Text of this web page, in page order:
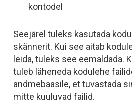
kontodel
Seejärel tuleks kasutada
skännerit. Kui see aitab
leida, tuleks see eemaldada.
tuleb läheneda kodulehe
andmebaasile, et tuvastada
mitte kuuluvad failid.